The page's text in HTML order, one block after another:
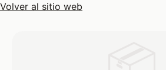
Volver al sitio web